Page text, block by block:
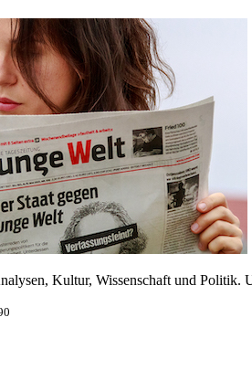
Kultur, Wissenschaft und Politik.